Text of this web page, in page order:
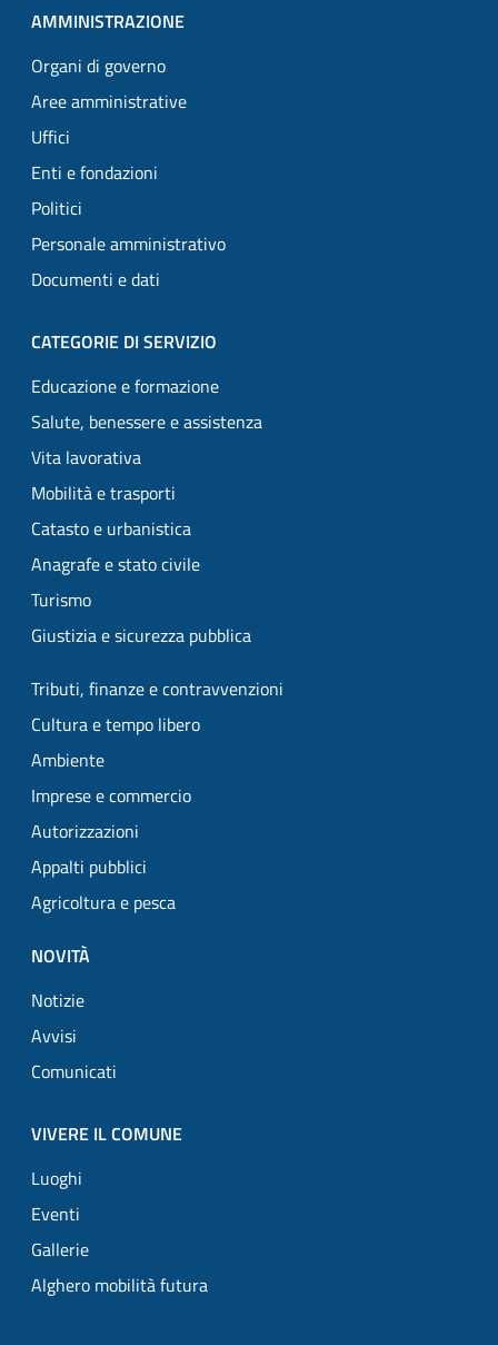
AMMINISTRAZIONE
Organi di governo
Aree amministrative
Uffici
Enti e fondazioni
Politici
Personale amministrativo
Documenti e dati
CATEGORIE DI SERVIZIO
Educazione e formazione
Salute, benessere e assistenza
Vita lavorativa
Mobilità e trasporti
Catasto e urbanistica
Anagrafe e stato civile
Turismo
Giustizia e sicurezza pubblica
Tributi, finanze e contravvenzioni
Cultura e tempo libero
Ambiente
Imprese e commercio
Autorizzazioni
Appalti pubblici
Agricoltura e pesca
NOVITÀ
Notizie
Avvisi
Comunicati
VIVERE IL COMUNE
Luoghi
Eventi
Gallerie
Alghero mobilità futura